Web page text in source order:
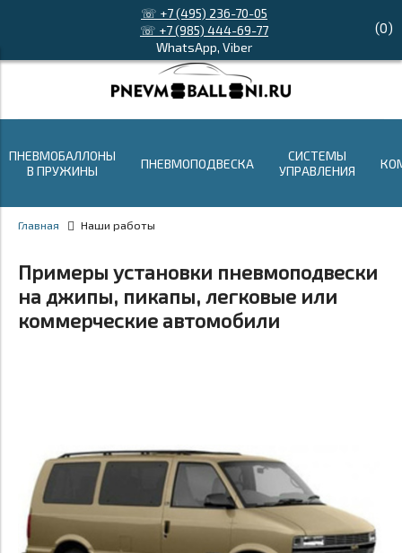
☏ +7 (495) 236-70-05
☏ +7 (985) 444-69-77
WhatsApp, Viber
(0)
ПНЕВМОБАЛЛОНЫ
В ПРУЖИНЫ
ПНЕВМОПОДВЕСКА
СИСТЕМЫ
УПРАВЛЕНИЯ
Главная Наши работы
Примеры установки пневмоподвески
на джипы, пикапы, легковые или
коммерческие автомобили